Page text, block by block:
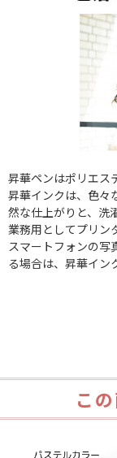
昇華ペンはポリエス
昇華インクは、色々
然な仕上がりと、洗
業務用としてプリン
スマートフォンの写
る場合は、昇華イン
こ